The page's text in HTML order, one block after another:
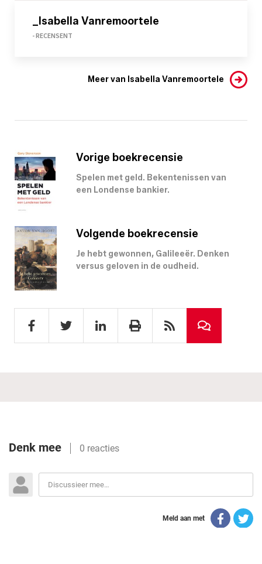
_Isabella Vanremoortele
- RECENSENT
Meer van Isabella Vanremoortele
Vorige boekrecensie
Spelen met geld. Bekentenissen van
een Londense bankier.
Volgende boekrecensie
Je hebt gewonnen, Galileeër. Denken
versus geloven in de oudheid.